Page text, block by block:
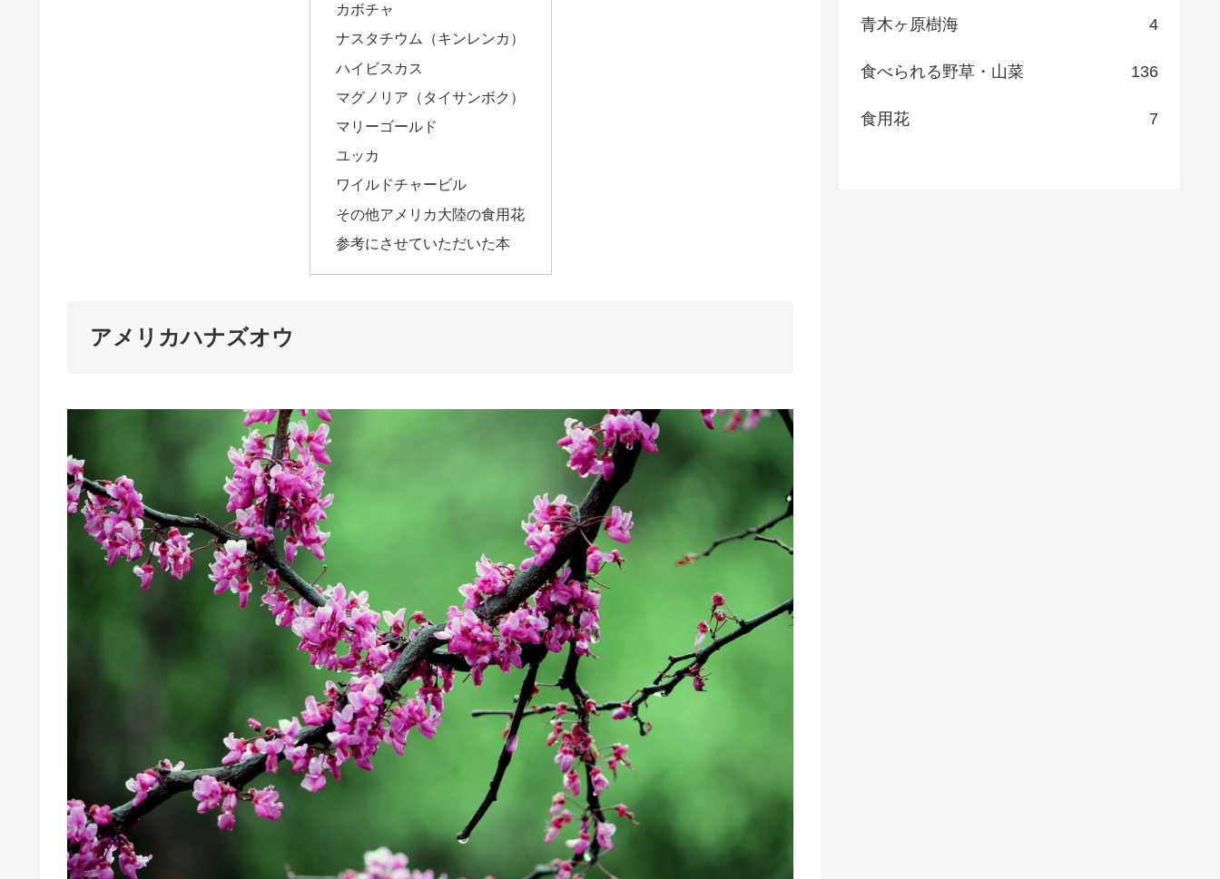
カボチャ
ナスタチウム（キンレンカ）
ハイビスカス
マグノリア（タイサンボク）
マリーゴールド
ユッカ
ワイルドチャービル
その他アメリカ大陸の食用花
参考にさせていただいた本
アメリカハナズオウ
青木ヶ原樹海 4
食べられる野草・山菜 136
食用花 7